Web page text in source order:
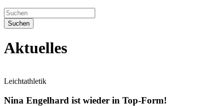
Suchen
Aktuelles
Leichtathletik
Nina Engelhard ist wieder in Top-Form!